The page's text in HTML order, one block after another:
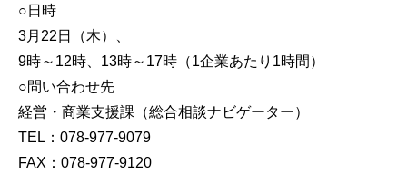
○日時
3月22日（木）、
9時～12時、13時～17時（1企業あたり1時間）
○問い合わせ先
経営・商業支援課（総合相談ナビゲーター）
TEL：078-977-9079
FAX：078-977-9120